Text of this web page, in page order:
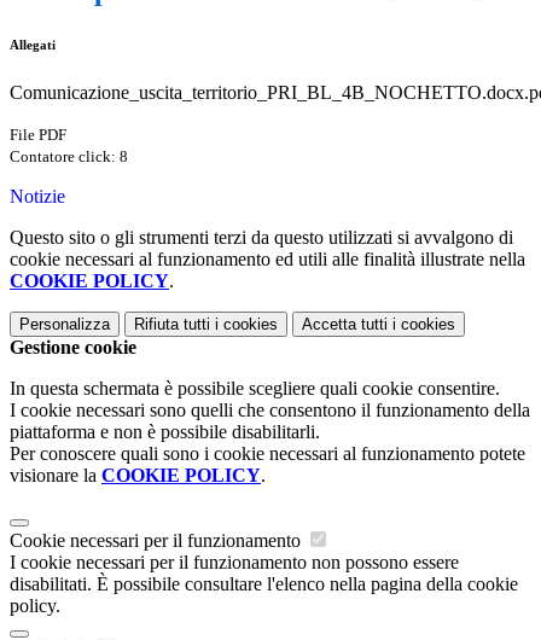
Allegati
File PDF
Contatore click: 8
Notizie
Questo sito o gli strumenti terzi da questo utilizzati si avvalgono di
cookie necessari al funzionamento ed utili alle finalità illustrate nella
COOKIE POLICY.
Personalizza Rifiuta tutti i cookies Accetta tutti i cookies
Gestione cookie
In questa schermata è possibile scegliere quali cookie consentire.
I cookie necessari sono quelli che consentono il funzionamento della
piattaforma e non è possibile disabilitarli.
Per conoscere quali sono i cookie necessari al funzionamento potete
visionare la COOKIE POLICY.
Cookie necessari per il funzionamento
I cookie necessari per il funzionamento non possono essere
disabilitati. È possibile consultare l'elenco nella pagina della cookie
policy.